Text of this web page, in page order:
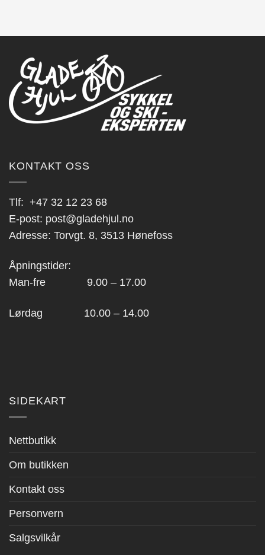
Alternativene
kan
velges
på
produktsiden
KONTAKT OSS
Tlf: +47 32 12 23 68
E-post: post@gladehjul.no
Adresse: Torvgt. 8, 3513 Hønefoss
Åpningstider:
Man-fre 9.00 – 17.00
Lørdag 10.00 – 14.00
SIDEKART
Nettbutikk
Om butikken
Kontakt oss
Personvern
Salgsvilkår